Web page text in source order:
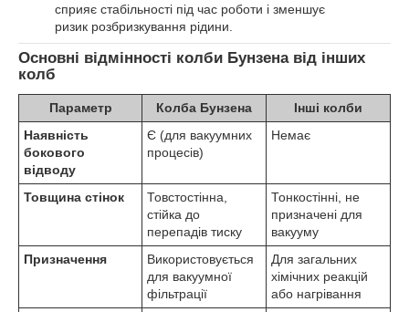
сприяє стабільності під час роботи і зменшує
ризик розбризкування рідини.
Основні відмінності колби Бунзена від інших
колб
Параметр Колба Бунзена
Інші колби
Наявність
бокового
відводу
Є (для вакуумних
процесів)
Немає
Товщина стінок
Товстостінна,
стійка до
перепадів тиску
Тонкостінні, не
призначені для
вакууму
Призначення
Використовується
для вакуумної
фільтрації
Для загальних
хімічних реакцій
або нагрівання